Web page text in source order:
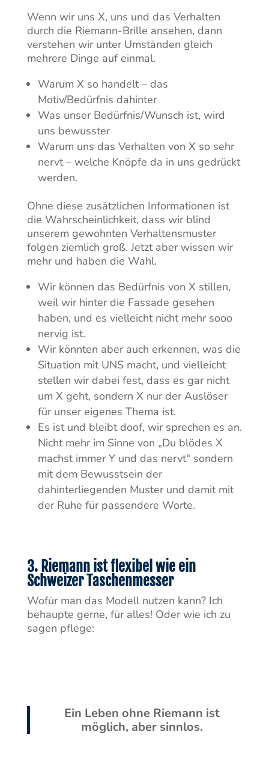
Wenn wir uns X, uns und das Verhalten
durch die Riemann-Brille ansehen, dann
verstehen wir unter Umständen gleich
mehrere Dinge auf einmal.
Warum X so handelt – das
Motiv/Bedürfnis dahinter
Was unser Bedürfnis/Wunsch ist, wird
uns bewusster
Warum uns das Verhalten von X so sehr
nervt – welche Knöpfe da in uns gedrückt
werden.
Ohne diese zusätzlichen Informationen ist
die Wahrscheinlichkeit, dass wir blind
unserem gewohnten Verhaltensmuster
folgen ziemlich groß. Jetzt aber wissen wir
mehr und haben die Wahl.
Wir können das Bedürfnis von X stillen,
weil wir hinter die Fassade gesehen
haben, und es vielleicht nicht mehr sooo
nervig ist.
Wir könnten aber auch erkennen, was die
Situation mit UNS macht, und vielleicht
stellen wir dabei fest, dass es gar nicht
um X geht, sondern X nur der Auslöser
für unser eigenes Thema ist.
Es ist und bleibt doof, wir sprechen es an.
Nicht mehr im Sinne von „Du blödes X
machst immer Y und das nervt“ sondern
mit dem Bewusstsein der
dahinterliegenden Muster und damit mit
der Ruhe für passendere Worte.
3. Riemann ist flexibel wie ein
Schweizer Taschenmesser
Wofür man das Modell nutzen kann? Ich
behaupte gerne, für alles! Oder wie ich zu
sagen pflege:
Ein Leben ohne Riemann ist
möglich, aber sinnlos.